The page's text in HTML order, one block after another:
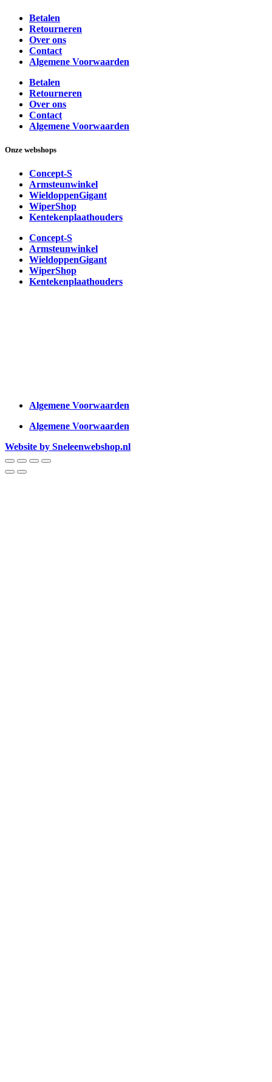
Betalen
Retourneren
Over ons
Contact
Algemene Voorwaarden
Betalen
Retourneren
Over ons
Contact
Algemene Voorwaarden
Onze webshops
Concept-S
Armsteunwinkel
WieldoppenGigant
WiperShop
Kentekenplaathouders
Concept-S
Armsteunwinkel
WieldoppenGigant
WiperShop
Kentekenplaathouders
Algemene Voorwaarden
Algemene Voorwaarden
Website by Sneleenwebshop.nl